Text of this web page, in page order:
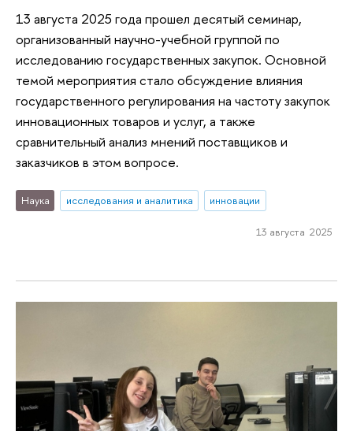
13 августа 2025 года прошел десятый семинар,
организованный научно-учебной группой по
исследованию государственных закупок. Основной
темой мероприятия стало обсуждение влияния
государственного регулирования на частоту закупок
инновационных товаров и услуг, а также
сравнительный анализ мнений поставщиков и
заказчиков в этом вопросе.
Наука исследования и аналитика инновации
13 августа 2025